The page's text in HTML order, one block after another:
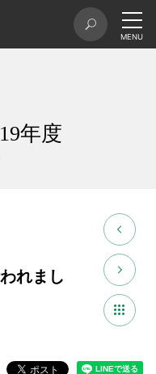
年度
れまし